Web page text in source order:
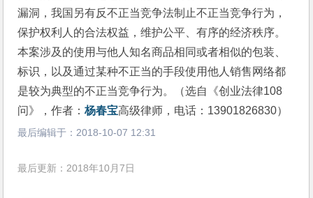
漏洞，我国另有反不正当竞争法制止不正当竞争行为，
保护权利人的合法权益，维护公平、有序的经济秩序。
本案涉及的使用与他人知名商品相同或者相似的包装、
标识，以及通过某种不正当的手段使用他人销售网络都
是较为典型的不正当竞争行为。（选自《创业法律108
问》，作者：杨春宝高级律师，电话：13901826830）
最后编辑于： 2018-10-07 12:31
最后更新：2018年10月7日